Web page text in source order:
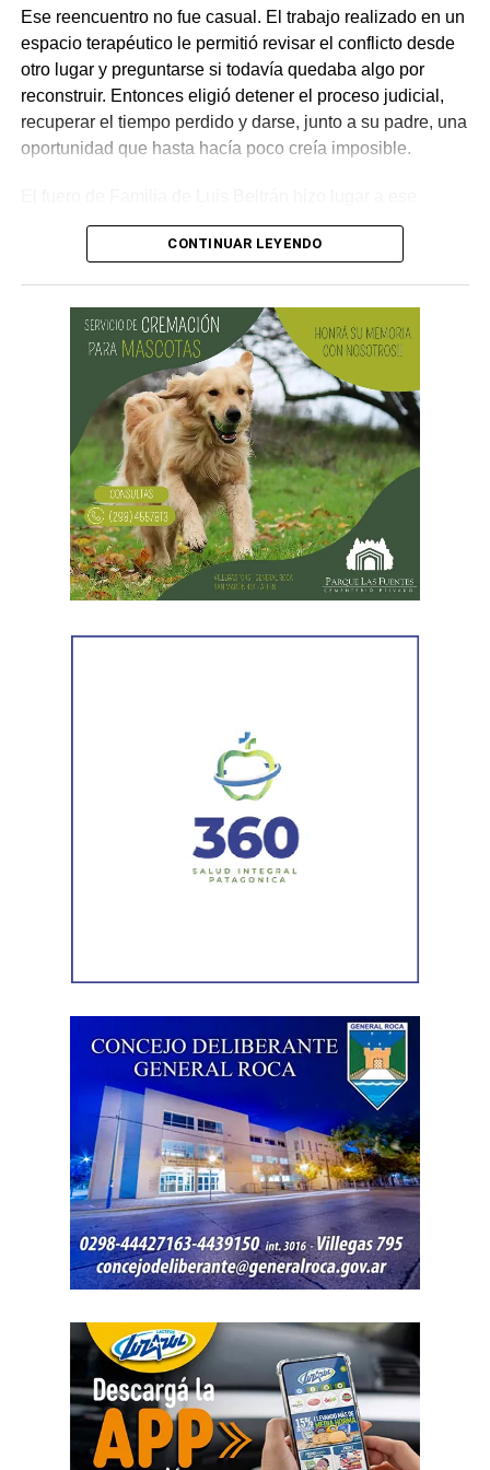
Ese reencuentro no fue casual. El trabajo realizado en un
espacio terapéutico le permitió revisar el conflicto desde
otro lugar y preguntarse si todavía quedaba algo por
reconstruir. Entonces eligió detener el proceso judicial,
recuperar el tiempo perdido y darse, junto a su padre, una
oportunidad que hasta hacía poco creía imposible.
pedido, declaró concluido el proceso por desistimiento y
ordenó el archivo de las actuaciones. La jueza consideró
El joven había promovido la acción para solicitar la
supresión de su apellido paterno. Durante la etapa inicial
del trámite se incorporó la documentación presentada, se
ordenó la publicación de edictos y se dispusieron
distintas medidas previas. En esa etapa la demanda
todavía no había sido notificada al progenitor.
Al comunicar su decisión de desistir, explicó que el
proceso terapéutico le permitió replantear el conflicto
desde otra perspectiva. Expresó que quería intentar
perdido y brindarse mutuamente una oportunidad antes
la magistrada explicó que el
desistimiento es una forma de poner fin
anticipadamente a un proceso judicial cuando una de
las partes decide no continuar con la acción.
Agregó que el Código Procesal Civil y Comercial autoriza
esa posibilidad siempre que, si la demanda ya fue
concretado, la jueza entendió que estaban cumplidos
todos los requisitos legales para admitir el desistimiento y
declarar extinguido el proceso.
«En virtud de ello entiendo que se encuentran
configurados los recaudos previstos en el artículo 278,
para que opere el desistimiento del proceso por voluntad
de la parte», explicó. Además, se estableció que las
actuaciones permanezcan archivadas en formato digital,
conforme a la normativa vigente del Poder Judicial de Río
Negro.
CONTINUAR LEYENDO